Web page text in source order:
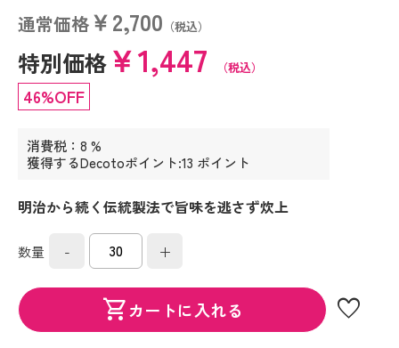
通常価格￥2,700 （税込）
特別価格￥1,447 （税込）
46%OFF
消費税：8 %
獲得するDecotoポイント:13 ポイント
明治から続く伝統製法で旨味を逃さず炊上
数量 - +
shopping_cartカートに入れる favorite